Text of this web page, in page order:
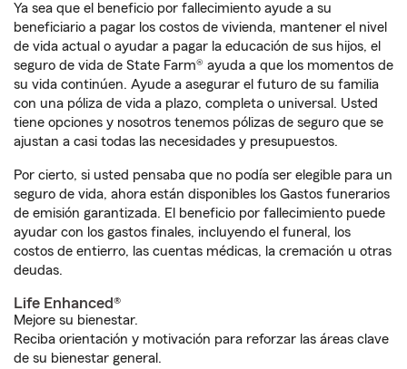
Ya sea que el beneficio por fallecimiento ayude a su
beneficiario a pagar los costos de vivienda, mantener el nivel
de vida actual o ayudar a pagar la educación de sus hijos, el
seguro de vida de State Farm® ayuda a que los momentos de
su vida continúen. Ayude a asegurar el futuro de su familia
con una póliza de vida a plazo, completa o universal. Usted
tiene opciones y nosotros tenemos pólizas de seguro que se
ajustan a casi todas las necesidades y presupuestos.
Por cierto, si usted pensaba que no podía ser elegible para un
seguro de vida, ahora están disponibles los Gastos funerarios
de emisión garantizada. El beneficio por fallecimiento puede
ayudar con los gastos finales, incluyendo el funeral, los
costos de entierro, las cuentas médicas, la cremación u otras
deudas.
Life Enhanced®
Mejore su bienestar.
Reciba orientación y motivación para reforzar las áreas clave
de su bienestar general.